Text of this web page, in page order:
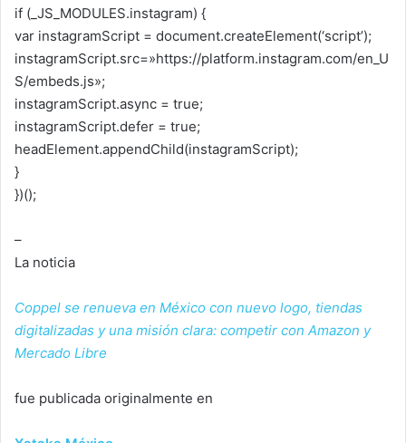
if (_JS_MODULES.instagram) {
var instagramScript = document.createElement(‘script’);
instagramScript.src=»https://platform.instagram.com/en_U
S/embeds.js»;
instagramScript.async = true;
instagramScript.defer = true;
headElement.appendChild(instagramScript);
}
})();
–
La noticia
Coppel se renueva en México con nuevo logo, tiendas
digitalizadas y una misión clara: competir con Amazon y
Mercado Libre
fue publicada originalmente en